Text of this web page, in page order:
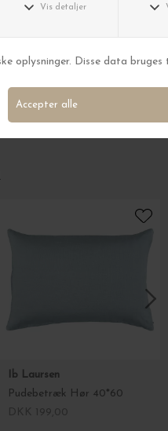
Pudebetræk Celine, Dark Beige/Off White 50*50
DKK 409,00
Ib Laursen
Pudebetræk Hør 40*60